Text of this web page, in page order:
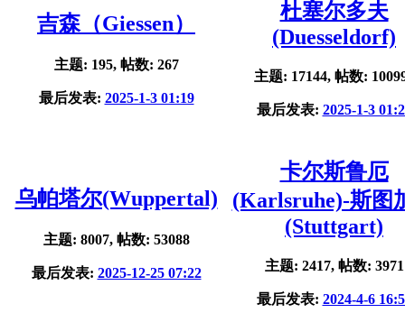
吉森（Giessen）
主题: 195, 帖数: 267
最后发表: 2025-1-3 01:19
杜塞尔多夫
(Duesseldorf)
主题: 17144, 帖数:
最后发表: 2025-1-3
乌帕塔尔(Wuppertal)
主题: 8007, 帖数: 53088
最后发表: 2025-12-25 07:22
卡尔斯鲁厄
(Karlsruhe)-斯图
(Stuttgart)
主题: 2417, 帖数: 3971
最后发表: 2024-4-6